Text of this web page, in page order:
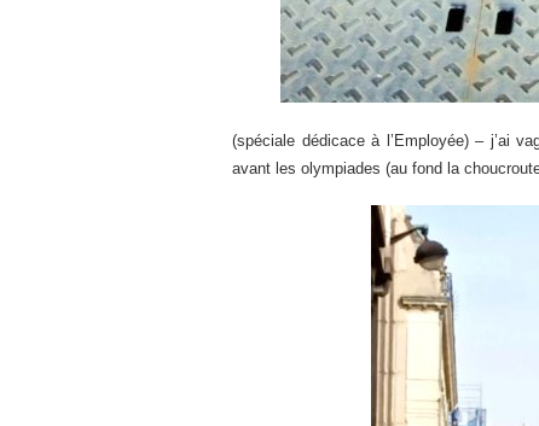
(spéciale dédicace à l’Employée) – j’ai
avant les olympiades (au fond la